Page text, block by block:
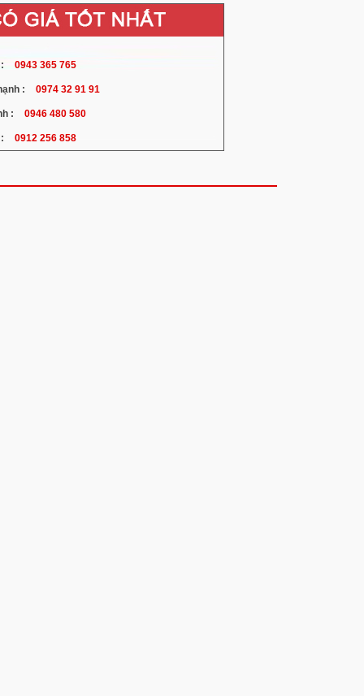
0943 365 765
: 0974 32 91 91
: 0946 480 580
0912 256 858